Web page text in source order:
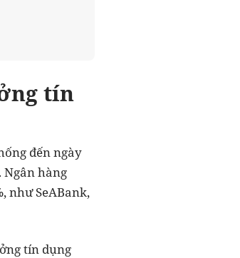
tín
đến ngày
Ngân hàng
như SeABank,
tín dụng